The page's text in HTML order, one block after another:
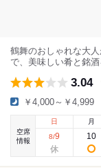
鶴舞のおしゃれな大
で、美味しい肴と銘
3.04
￥4,000～￥4,999
空席
情報
日
8/9
月
10